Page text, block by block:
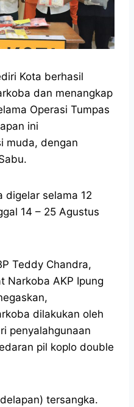
Kota berhasil
dan menangkap
Operasi Tumpas
ini
muda, dengan
digelar selama 12
14 – 25 Agustus
Teddy Chandra,
Narkoba AKP Ipung
dilakukan oleh
penyalahgunaan
pil koplo double
tersangka.